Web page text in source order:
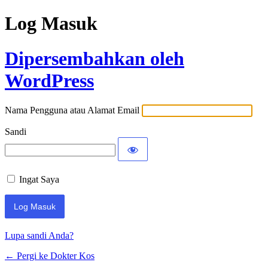
Log Masuk
Dipersembahkan oleh
WordPress
Nama Pengguna atau Alamat Email
Sandi
Ingat Saya
Lupa sandi Anda?
← Pergi ke Dokter Kos